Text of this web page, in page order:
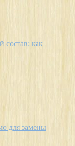
как
для замены